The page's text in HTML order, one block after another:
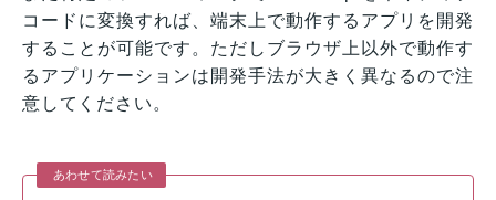
コードに変換すれば、端末上で動作するアプリを開発
することが可能です。ただしブラウザ上以外で動作す
るアプリケーションは開発手法が大きく異なるので注
意してください。
あわせて読みたい